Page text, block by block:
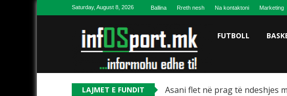
Skip to contentSaturday, August 8, 2026 Ballina Rreth nesh Na kontaktoni Marketing
FUTBOLL
LAJMET E FUNDIT Asani flet në prag të ndeshjes